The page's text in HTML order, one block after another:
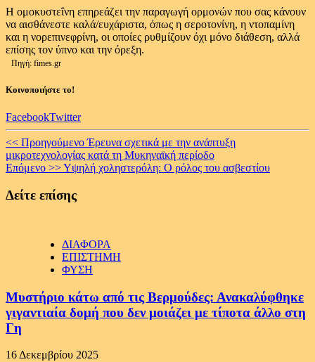
Η ομοκυστεΐνη επηρεάζει την παραγωγή ορμονών που σας κάνουν
να αισθάνεστε καλά/ευχάριστα, όπως η σεροτονίνη, η ντοπαμίνη
και η νορεπινεφρίνη, οι οποίες ρυθμίζουν όχι μόνο διάθεση, αλλά
επίσης τον ύπνο και την όρεξη.
Πηγή: fimes.gr
Κοινοποιήστε το!
FacebookTwitter
Continue
Reading
<< ΠροηγούμενοΈρευνα σχετικά με την ανάπτυξη
μικροτεχνολογίας κατά τη Μυκηναϊκή περίοδο
Επόμενο >>Υψηλή χοληστερόλη: Ο ρόλος του ασβεστίου
Δείτε επίσης
ΔΙΑΦΟΡΑ
ΕΠΙΣΤΗΜΗ
ΦΥΣΗ
Μυστήριο κάτω από τις Βερμούδες: Ανακαλύφθηκε
γιγαντιαία δομή που δεν μοιάζει με τίποτα άλλο στη
Γη
16 Δεκεμβρίου 2025